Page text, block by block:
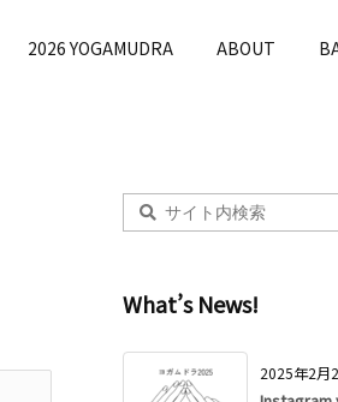
2026 YOGAMUDRA ABOUT
What’s News!
2025年2月